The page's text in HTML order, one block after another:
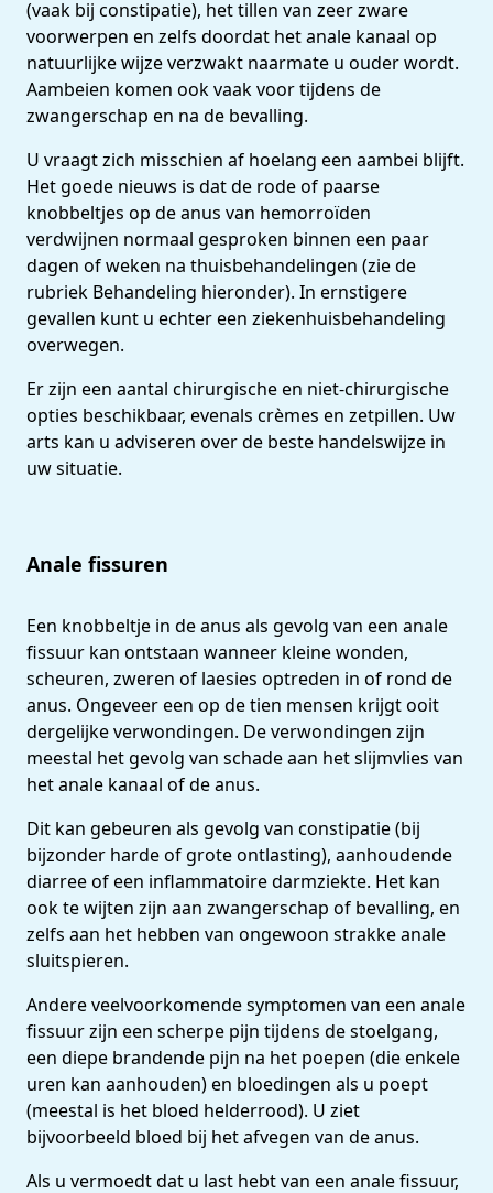
(vaak bij constipatie), het tillen van zeer zware
voorwerpen en zelfs doordat het anale kanaal op
natuurlijke wijze verzwakt naarmate u ouder wordt.
Aambeien komen ook vaak voor tijdens de
zwangerschap en na de bevalling.
U vraagt zich misschien af hoelang een aambei blijft.
Het goede nieuws is dat de rode of paarse
knobbeltjes op de anus van hemorroïden
verdwijnen normaal gesproken binnen een paar
dagen of weken na thuisbehandelingen (zie de
rubriek Behandeling hieronder). In ernstigere
gevallen kunt u echter een ziekenhuisbehandeling
overwegen.
Er zijn een aantal chirurgische en niet-chirurgische
opties beschikbaar, evenals crèmes en zetpillen. Uw
arts kan u adviseren over de beste handelswijze in
uw situatie.
Anale fissuren
Een knobbeltje in de anus als gevolg van een anale
fissuur kan ontstaan wanneer kleine wonden,
scheuren, zweren of laesies optreden in of rond de
anus. Ongeveer een op de tien mensen krijgt ooit
dergelijke verwondingen. De verwondingen zijn
meestal het gevolg van schade aan het slijmvlies van
het anale kanaal of de anus.
Dit kan gebeuren als gevolg van constipatie (bij
bijzonder harde of grote ontlasting), aanhoudende
diarree of een inflammatoire darmziekte. Het kan
ook te wijten zijn aan zwangerschap of bevalling, en
zelfs aan het hebben van ongewoon strakke anale
sluitspieren.
Andere veelvoorkomende symptomen van een anale
fissuur zijn een scherpe pijn tijdens de stoelgang,
een diepe brandende pijn na het poepen (die enkele
uren kan aanhouden) en bloedingen als u poept
(meestal is het bloed helderrood). U ziet
bijvoorbeeld bloed bij het afvegen van de anus.
Als u vermoedt dat u last hebt van een anale fissuur,